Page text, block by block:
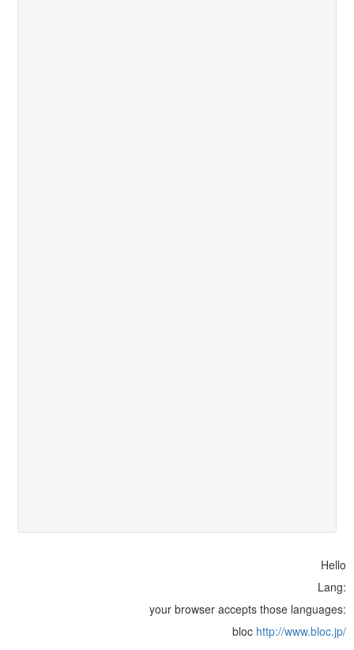
Hello
Lang:
your browser accepts those languages:
bloc http://www.bloc.jp/